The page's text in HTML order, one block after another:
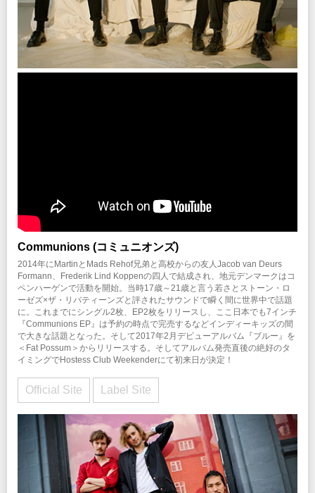
Communions (コミュニオンズ)
2014年にMartinとMads Rehof兄弟と高校からの友人Jacob van Deurs
Formann、Frederik Lind Koppenの四人で結成され、地元デンマークはコ
ペンハーゲンで活動を開始。当時17歳～21歳と言う若さとストーン・ロ
ーゼズ×ザ・リバティーンズと評されたサウンドで瞬く間に世界中で話題
に。これまでにシングル2枚、EP2枚をリリースし、ここ日本でも7インチ
『Communions EP』は予約の時点で完売するなどインディーキッズの間
で大きな話題となった。そして2017年2月デビューアルバム『ブルー』を
＜Fat Possum＞からリリースする。そしてアルバム発売直後の絶好のタ
イミングでHostess Club Weekenderにて初来日が決定！
Official Site Label Site